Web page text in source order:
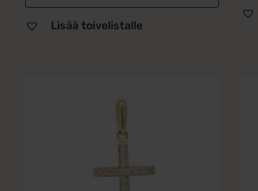
Lisää toivelistalle